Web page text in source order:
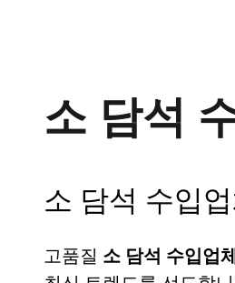
소 담석
소 담석 수입
고품질 소 담석 수입업